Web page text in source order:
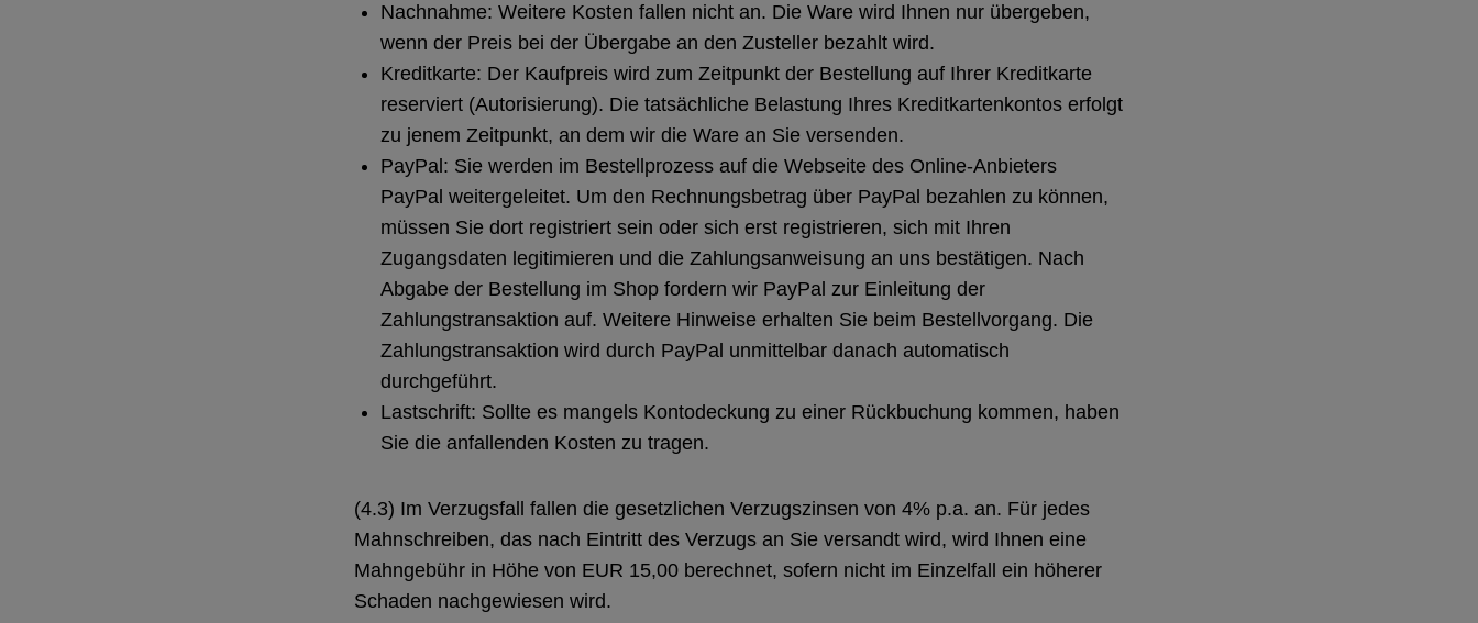
Nachnahme: Weitere Kosten fallen nicht an. Die Ware wird Ihnen nur übergeben,
wenn der Preis bei der Übergabe an den Zusteller bezahlt wird.
Kreditkarte: Der Kaufpreis wird zum Zeitpunkt der Bestellung auf Ihrer Kreditkarte
reserviert (Autorisierung). Die tatsächliche Belastung Ihres Kreditkartenkontos erfolgt
zu jenem Zeitpunkt, an dem wir die Ware an Sie versenden.
PayPal: Sie werden im Bestellprozess auf die Webseite des Online-Anbieters
PayPal weitergeleitet. Um den Rechnungsbetrag über PayPal bezahlen zu können,
müssen Sie dort registriert sein oder sich erst registrieren, sich mit Ihren
Zugangsdaten legitimieren und die Zahlungsanweisung an uns bestätigen. Nach
Abgabe der Bestellung im Shop fordern wir PayPal zur Einleitung der
Zahlungstransaktion auf. Weitere Hinweise erhalten Sie beim Bestellvorgang. Die
Zahlungstransaktion wird durch PayPal unmittelbar danach automatisch
durchgeführt.
Lastschrift: Sollte es mangels Kontodeckung zu einer Rückbuchung kommen, haben
Sie die anfallenden Kosten zu tragen.
(4.3) Im Verzugsfall fallen die gesetzlichen Verzugszinsen von 4% p.a. an. Für jedes
Mahnschreiben, das nach Eintritt des Verzugs an Sie versandt wird, wird Ihnen eine
Mahngebühr in Höhe von EUR 15,00 berechnet, sofern nicht im Einzelfall ein höherer
Schaden nachgewiesen wird.